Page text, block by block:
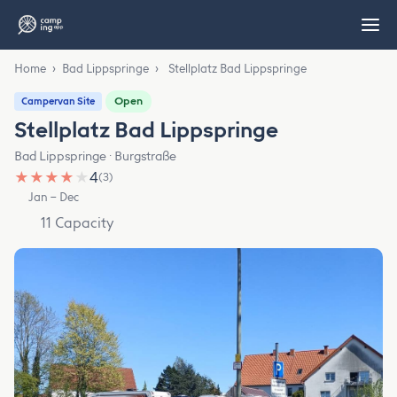
Home › Bad Lippspringe › Stellplatz Bad Lippspringe
Campervan Site Open
Stellplatz Bad Lippspringe
Bad Lippspringe · Burgstraße
★ ★ ★ ★ ★4(3)
Jan – Dec
11 Capacity